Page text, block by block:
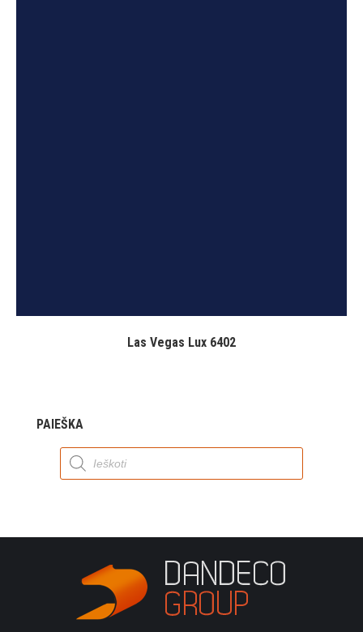
Las Vegas Lux 6402
PAIEŠKA
Products
search